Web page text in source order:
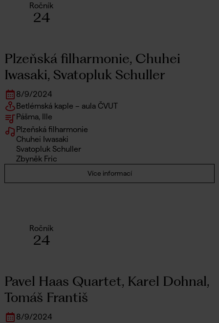
Ročník
24
Plzeňská filharmonie, Chuhei
Iwasaki, Svatopluk Schuller
8/9/2024
Betlémská kaple – aula ČVUT
Pášma, Ille
Plzeňská filharmonie
Chuhei Iwasaki
Svatopluk Schuller
Zbyněk Fric
Více informací
Ročník
24
Pavel Haas Quartet, Karel Dohnal,
Tomáš Františ
8/9/2024